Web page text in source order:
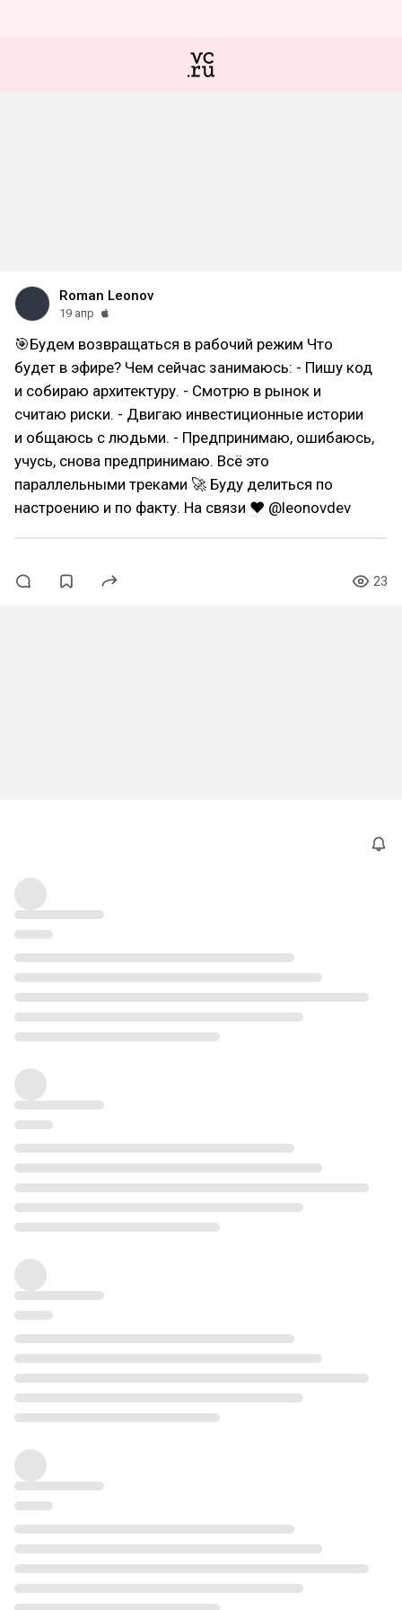
Roman Leonov
19 апр
🎯Будем возвращаться в рабочий режим Что
будет в эфире? Чем сейчас занимаюсь: - Пишу код
и собираю архитектуру. - Смотрю в рынок и
считаю риски. - Двигаю инвестиционные истории
и общаюсь с людьми. - Предпринимаю, ошибаюсь,
учусь, снова предпринимаю. Всё это
параллельными треками 🚀 Буду делиться по
настроению и по факту. На связи ❤ @leonovdev
23